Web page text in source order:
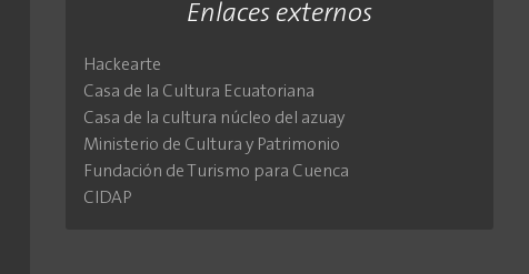
Enlaces externos
Hackearte
Casa de la Cultura Ecuatoriana
Casa de la cultura núcleo del azuay
Ministerio de Cultura y Patrimonio
Fundación de Turismo para Cuenca
CIDAP